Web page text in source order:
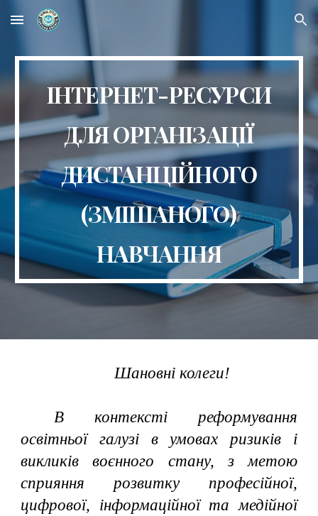
Skip to main content Skip to navigation
ІНТЕРНЕТ-РЕСУРСИ
ДЛЯ ОРГАНІЗАЦІЇ
ДИСТАНЦІЙНОГО
(ЗМІШАНОГО)
НАВЧАННЯ
Шановні колеги!
В контексті реформування
освітньої галузі в умовах ризиків і
викликів воєнного стану, з метою
сприяння розвитку професійної,
цифрової, інформаційної та медійної